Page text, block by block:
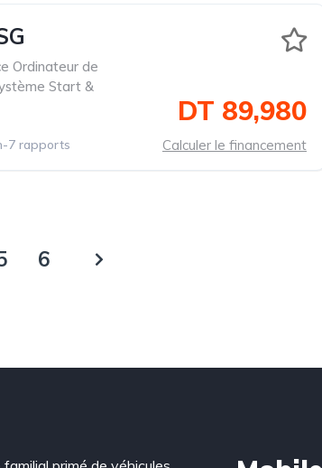
Ordinateur de
Start &
7 rapports
DT 89,980
Calculer le financement
6